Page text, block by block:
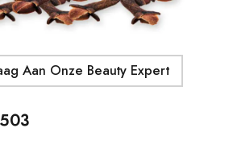
Aan Onze Beauty Expert